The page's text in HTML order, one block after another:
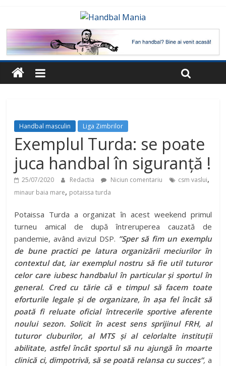
Handbal masculin Liga Zimbrilor
Exemplul Turda: se poate
juca handbal în siguranță !
25/07/2020 Redactia Niciun comentariu csm vaslui,
minaur baia mare, potaissa turda
Potaissa Turda a organizat în acest weekend primul
turneu amical de după întreruperea cauzată de
pandemie, având avizul DSP. ”Sper să fim un exemplu
de bune practici pe latura organizării meciurilor în
contextul dat, iar exemplul nostru să fie util tuturor
celor care iubesc handbalul în particular și sportul în
general. Cred cu tărie că e timpul să facem toate
eforturile legale și de organizare, în așa fel încât să
poată fi reluate oficial întrecerile sportive aferente
noului sezon. Solicit în acest sens sprijinul FRH, al
tuturor cluburilor, al MTS și al celorlalte instituții
abilitate, astfel încât sportul să nu ajungă în moarte
clinică ci, dimpotrivă, să se poată relansa cu succes”, a